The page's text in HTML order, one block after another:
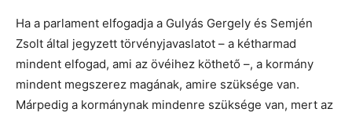
Ha a parlament elfogadja a Gulyás Gergely és Semjén
Zsolt által jegyzett törvényjavaslatot – a kétharmad
mindent elfogad, ami az övéihez köthető –, a kormány
mindent megszerez magának, amire szüksége van.
Márpedig a kormánynak mindenre szüksége van, mert az